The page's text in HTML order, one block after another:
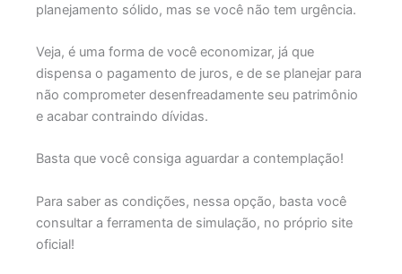
planejamento sólido, mas se você não tem urgência.
Veja, é uma forma de você economizar, já que
dispensa o pagamento de juros, e de se planejar para
não comprometer desenfreadamente seu patrimônio
e acabar contraindo dívidas.
Basta que você consiga aguardar a contemplação!
Para saber as condições, nessa opção, basta você
consultar a ferramenta de simulação, no próprio site
oficial!